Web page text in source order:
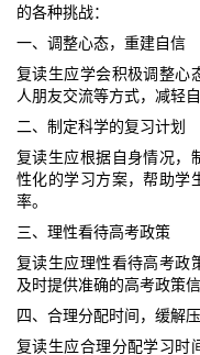
的各种挑战：
一、调整心态，重建自信
复读生应学会积极调整心
人朋友交流等方式，减轻
二、制定科学的复习计划
复读生应根据自身情况，
性化的学习方案，帮助学
率。
三、理性看待高考政策
复读生应理性看待高考政
及时提供准确的高考政策
四、合理分配时间，缓解
复读生应合理分配学习时